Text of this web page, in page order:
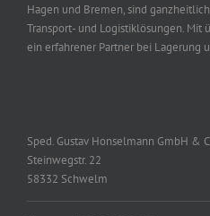
Hagen und Bremen, sind
Transport- und Logistiklösungen. Mit
ein erfahrener Partner bei Lagerung
Sped. Gustav Honselmann GmbH &
Steinwegstr. 22
58332 Schwelm